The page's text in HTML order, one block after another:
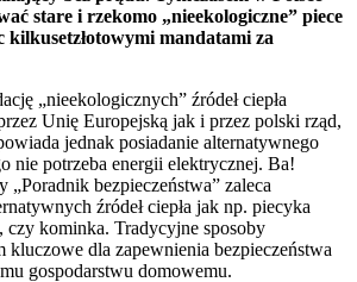
stare i rzekomo „nieekologiczne” piece
kilkusetzłotowymi mandatami za
„nieekologicznych” źródeł ciepła
Unię Europejską jak i przez polski rząd,
jednak posiadanie alternatywnego
nie potrzeba energii elektrycznej. Ba!
„Poradnik bezpieczeństwa” zaleca
źródeł ciepła jak np. piecyka
czy kominka. Tradycyjne sposoby
kluczowe dla zapewnienia bezpieczeństwa
gospodarstwu domowemu.